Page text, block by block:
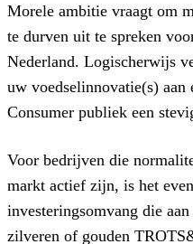
Morele ambitie vraagt om
te durven uit te spreken
Nederland. Logischerwijs
uw voedselinnovatie(s) aan
Consumer publiek een
Voor bedrijven die
markt actief zijn, is het
investeringsomvang die
zilveren of gouden